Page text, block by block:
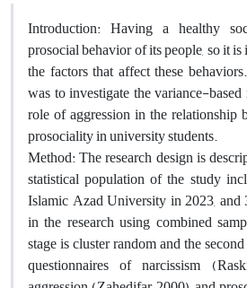
Introduction: Having a healthy
prosocial behavior of its people, so it
the factors that affect these
was to investigate the variance-
role of aggression in the relationship
prosociality in university students.
Method: The research design is
statistical population of the study
Islamic Azad University in 2023, and
in the research using combined
stage is cluster random and the
questionnaires of narcissism